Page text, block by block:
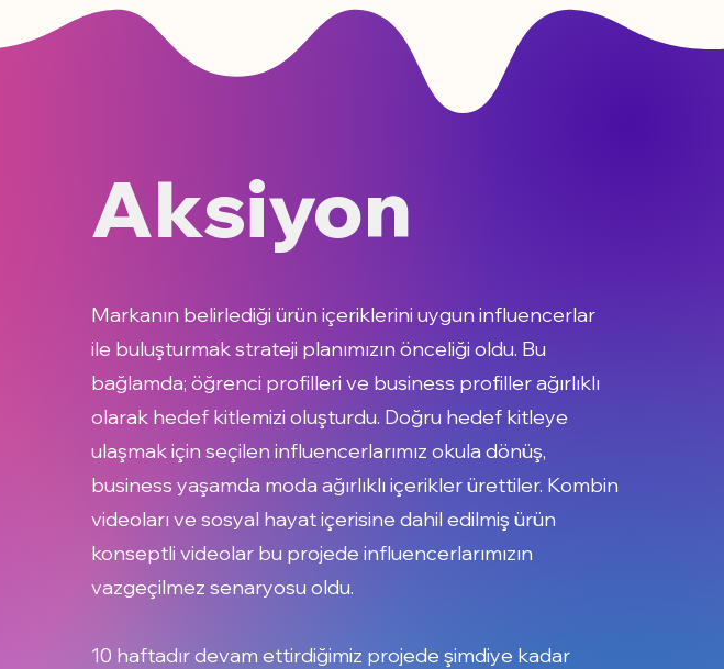
Aksiyon
Markanın belirlediği ürün içeriklerini uygun influencerlar
ile buluşturmak strateji planımızın önceliği oldu. Bu
bağlamda; öğrenci profilleri ve business profiller ağırlıklı
olarak hedef kitlemizi oluşturdu. Doğru hedef kitleye
ulaşmak için seçilen influencerlarımız okula dönüş,
business yaşamda moda ağırlıklı içerikler ürettiler. Kombin
videoları ve sosyal hayat içerisine dahil edilmiş ürün
konseptli videolar bu projede influencerlarımızın
vazgeçilmez senaryosu oldu.
10 haftadır devam ettirdiğimiz projede şimdiye kadar